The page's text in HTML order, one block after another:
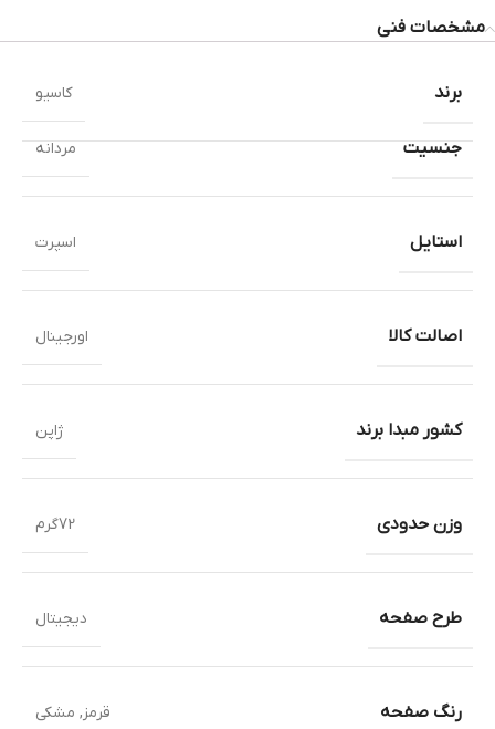
مشخصات فنی
جنسیت مردانه
استایل اسپرت
اصالت کالا اورجینال
کشور مبدا برند ژاپن
وزن حدودی 72گرم
طرح صفحه دیجیتال
رنگ صفحه قرمز, مشکی
برند کاسیو